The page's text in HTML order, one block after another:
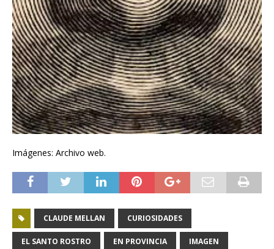
Imágenes: Archivo web.
CLAUDE MELLAN CURIOSIDADES
EL SANTO ROSTRO EN PROVINCIA IMAGEN